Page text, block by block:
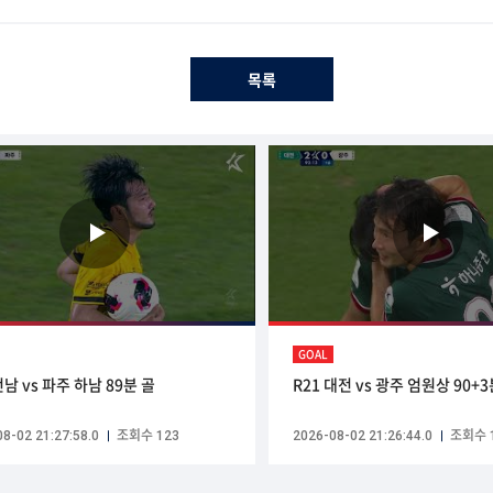
목록
vs 파주 하남 89분 골
02 21:27:58.0 조회수 123
GOAL
R21 대전 vs 광주 엄원상 90+3
2026-08-02 21:26:44.0 조회수